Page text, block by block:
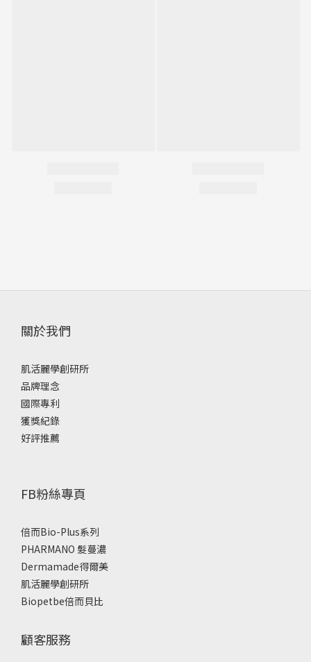
關於我們
肌活麗學創研所
品牌理念
國際專利
獲獎紀錄
好評推薦
FB粉絲專頁
倍而Bio-Plus系列
PHARMANO 髮蔓濃
Dermamade得爾美
肌活麗學創研所
Biopetbe倍而貝比
顧客服務